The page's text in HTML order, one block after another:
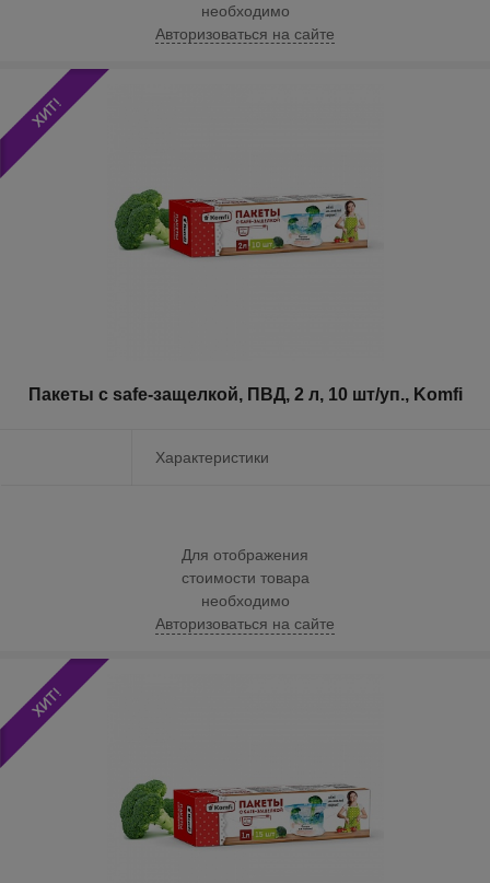
необходимо
Авторизоваться на сайте
Пакеты с safe-защелкой, ПВД, 2 л, 10 шт/уп., Komfi
Характеристики
Для отображения
стоимости товара
необходимо
Авторизоваться на сайте